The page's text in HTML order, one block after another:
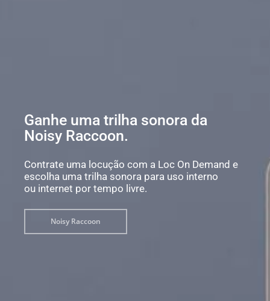
Ganhe uma trilha sonora da
Noisy Raccoon.
Contrate uma locução com a Loc On Demand e
escolha uma trilha sonora para uso interno
ou internet por tempo livre.
Noisy Raccoon